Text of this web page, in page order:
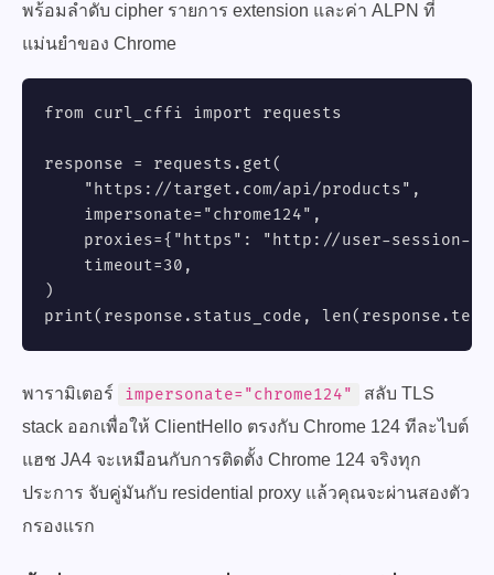
พร้อมลำดับ cipher รายการ extension และค่า ALPN ที่
แม่นยำของ Chrome
from curl_cffi import requests
response = requests.get(
    "https://target.com/api/products",
    impersonate="chrome124",
proxies={"https": "http://user-session-
    timeout=30,
)
print(response.status_code,
พารามิเตอร์ impersonate="chrome124"
สลับ TLS
stack ออกเพื่อให้ ClientHello ตรงกับ Chrome 124 ทีละไบต์
แฮช JA4 จะเหมือนกับการติดตั้ง Chrome 124 จริงทุก
ประการ จับคู่มันกับ residential proxy แล้วคุณจะผ่านสองตัว
กรองแรก